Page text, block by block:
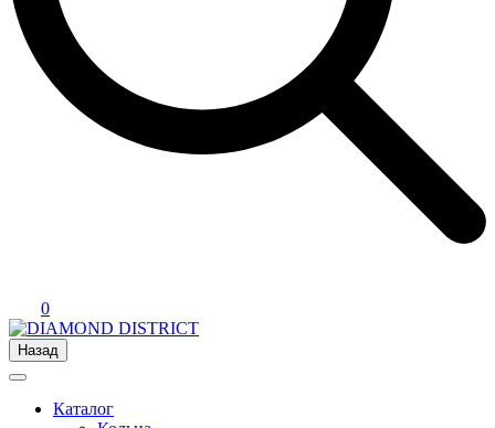
0
Назад
Каталог